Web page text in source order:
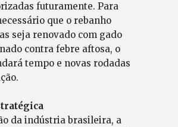
futuramente. Para
que o rebanho
seja renovado com gado
contra febre aftosa, o
tempo e novas rodadas
da indústria brasileira, a